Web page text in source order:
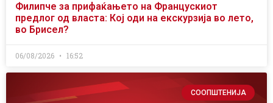
Филипче за прифаќањето на Францускиот
предлог од власта: Кој оди на екскурзија во лето,
во Брисел?
06/08/2026 16:52
СООПШТЕНИЈА